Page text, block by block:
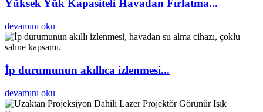
Yüksek Yük Kapasiteli Havadan Fırlatma...
devamını oku
İp durumunun akıllıca izlenmesi...
devamını oku